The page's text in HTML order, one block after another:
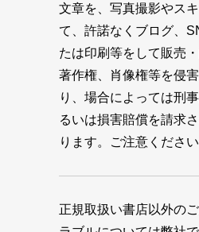
文章を、写真撮影やス
て、許諾なくブログ、
たは印刷等をして販売
著作権、肖像権等を侵
り、場合によっては刑
るいは損害賠償を請求
ります。ご注意ください
正規取扱い書店以外の